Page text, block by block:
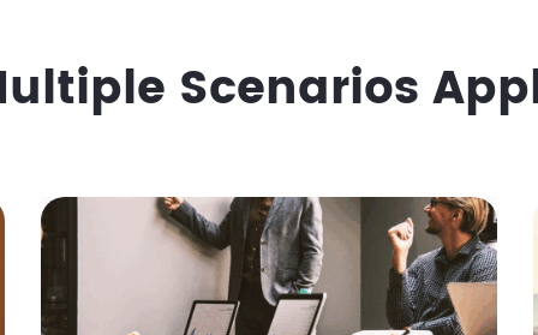
Scenarios